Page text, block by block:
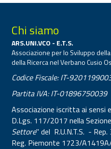
Chi siamo
ARS.UNI.VCO - E.T.S.
Associazione per lo Sviluppo
della Ricerca nel Verbano Cusio
Codice Fiscale: IT-
Partita IVA: IT-01896750039
Associazione iscritta ai sensi
D.Lgs. 117/2017 nella
Settore" del R.U.N.T.S. -
Reg. Piemonte 1723/